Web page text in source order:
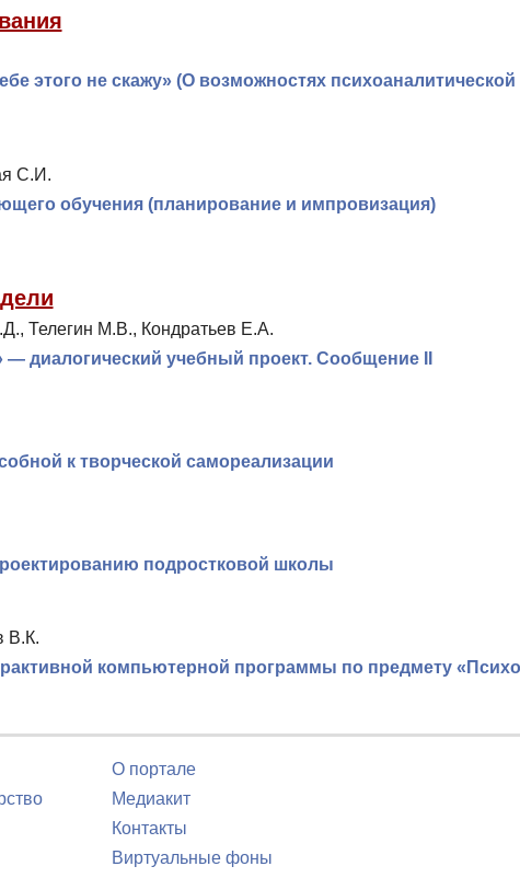
этого не скажу» (О возможностях психоаналитической
С.И.
обучения (планирование и импровизация)
Телегин М.В., Кондратьев Е.А.
диалогический учебный проект. Сообщение II
к творческой самореализации
подростковой школы
В.К.
компьютерной программы по предмету
О портале
Медиакит
Контакты
Виртуальные фоны